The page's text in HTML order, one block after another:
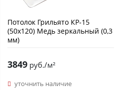
Потолок Грильято КР-15
(50х120) Медь зеркальный (0,3
мм)
3849руб./м²
уточнить наличие